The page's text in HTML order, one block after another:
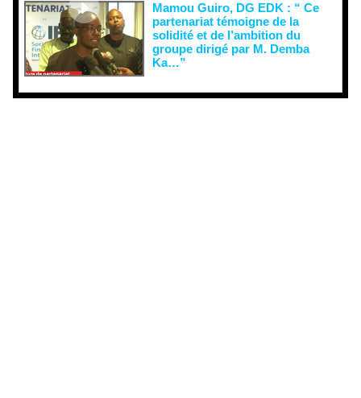
Mamou Guiro, DG EDK : “ Ce
partenariat témoigne de la
solidité et de l’ambition du
groupe dirigé par M. Demba
Ka…”